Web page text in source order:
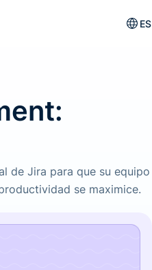
ES
de Jira para que su equipo
se maximice.